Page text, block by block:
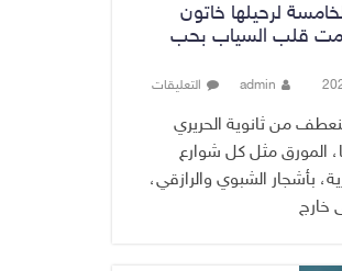
لرحيلها خاتون
قلب السياب بحب
admin التعليقات
من ثانوية الحريري
المورق مثل كل شوارع
بأشجار الشبوي والرازقي،
خارج